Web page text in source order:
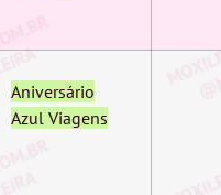
Aniversário
Azul Viagens